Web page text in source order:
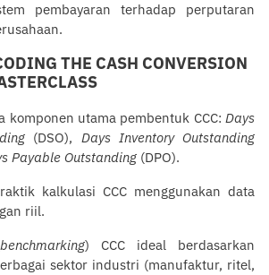
pembayaran terhadap perputaran
THE CASH CONVERSION
komponen utama pembentuk CCC: Days
(DSO), Days Inventory Outstanding
Payable Outstanding (DPO).
kalkulasi CCC menggunakan data
riil.
benchmarking) CCC ideal berdasarkan
sektor industri (manufaktur, ritel,